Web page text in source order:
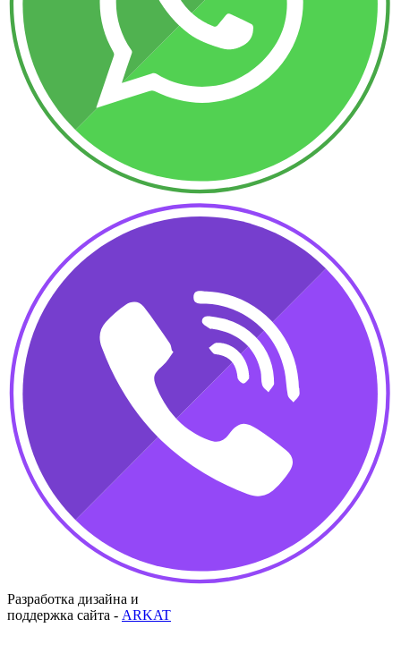
Разработка дизайна и
поддержка сайта - ARKAT